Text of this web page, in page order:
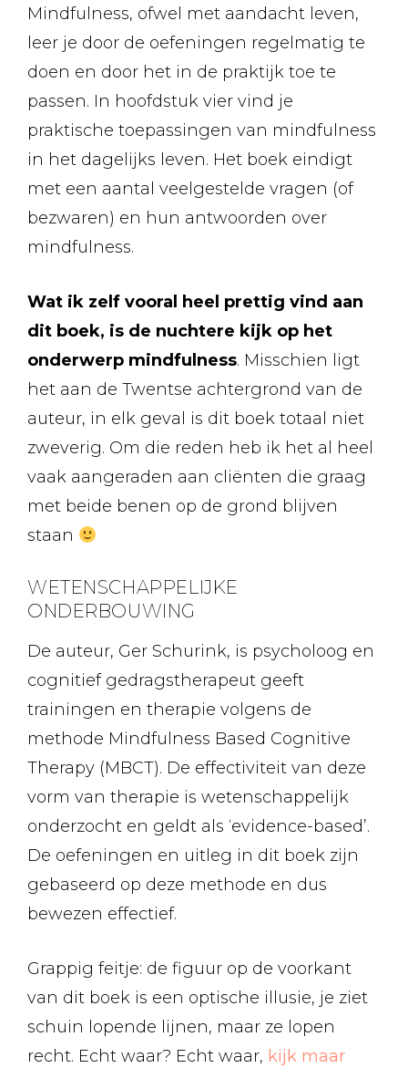
Mindfulness, ofwel met aandacht leven,
leer je door de oefeningen regelmatig te
doen en door het in de praktijk toe te
passen. In hoofdstuk vier vind je
praktische toepassingen van mindfulness
in het dagelijks leven. Het boek eindigt
met een aantal veelgestelde vragen (of
bezwaren) en hun antwoorden over
mindfulness.
Wat ik zelf vooral heel prettig vind aan
dit boek, is de nuchtere kijk op het
onderwerp mindfulness. Misschien ligt
het aan de Twentse achtergrond van de
auteur, in elk geval is dit boek totaal niet
zweverig. Om die reden heb ik het al heel
vaak aangeraden aan cliënten die graag
met beide benen op de grond blijven
staan
WETENSCHAPPELIJKE
ONDERBOUWING
De auteur, Ger Schurink, is psycholoog en
cognitief gedragstherapeut geeft
trainingen en therapie volgens de
methode Mindfulness Based Cognitive
Therapy (MBCT). De effectiviteit van deze
vorm van therapie is wetenschappelijk
onderzocht en geldt als ‘evidence-based’.
De oefeningen en uitleg in dit boek zijn
gebaseerd op deze methode en dus
bewezen effectief.
Grappig feitje: de figuur op de voorkant
van dit boek is een optische illusie, je ziet
schuin lopende lijnen, maar ze lopen
recht. Echt waar? Echt waar, kijk maar